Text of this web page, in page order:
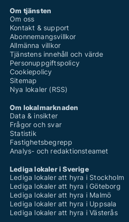
Om tjänsten
Om oss
Kontakt & support
Abonnemangsvillkor
Allmänna villkor
Tjänstens innehåll och värde
Personuppgiftspolicy
Cookiepolicy
Sitemap
Nya lokaler (RSS)
Om lokalmarknaden
Data & insikter
Frågor och svar
Statistik
Fastighetsbegrepp
Analys- och redaktionsteamet
Lediga lokaler i Sverige
Lediga lokaler att hyra i Stockholm
Lediga lokaler att hyra i Göteborg
Lediga lokaler att hyra i Malmö
Lediga lokaler att hyra i Uppsala
Lediga lokaler att hyra i Västerås